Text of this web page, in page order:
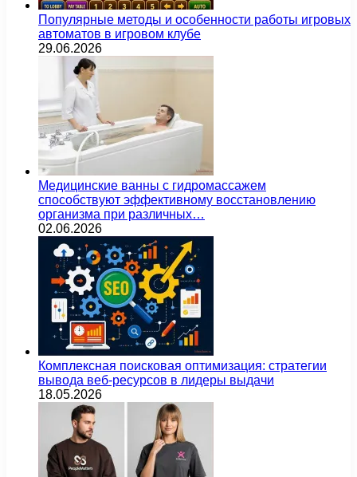
Популярные методы и особенности работы игровых
автоматов в игровом клубе
29.06.2026
Медицинские ванны с гидромассажем
способствуют эффективному восстановлению
организма при различных…
02.06.2026
Комплексная поисковая оптимизация: стратегии
вывода веб-ресурсов в лидеры выдачи
18.05.2026